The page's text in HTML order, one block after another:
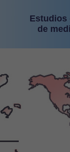
Estudios
de